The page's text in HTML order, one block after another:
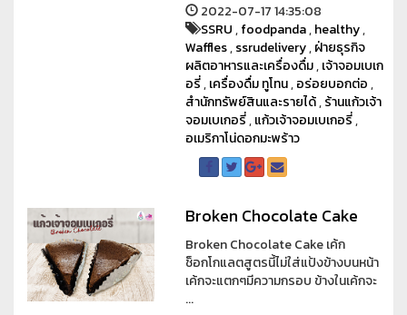
2022-07-17 14:35:08
SSRU,foodpanda,healthy,
Waffles,ssrudelivery,ฝ่ายธุรกิจ
ผลิตอาหารและเครื่องดื่ม,เจ้าจอมเบเก
อรี่,เครื่องดื่ม ทูโทน,อร่อยบอกต่อ,
สำนักทรัพย์สินและรายได้,ร้านแก้วเจ้า
จอมเบเกอรี่,แก้วเจ้าจอมเบเกอรี่,
อเมริกาโน่ดอกมะพร้าว
Broken Chocolate Cake
Broken Chocolate Cake เค้ก
ช็อกโกแลตสูตรนี้ไม่ใส่แป้งข้างบนหน้า
เค้กจะแตกๆมีความกรอบ ข้างในเค้กจะ
...